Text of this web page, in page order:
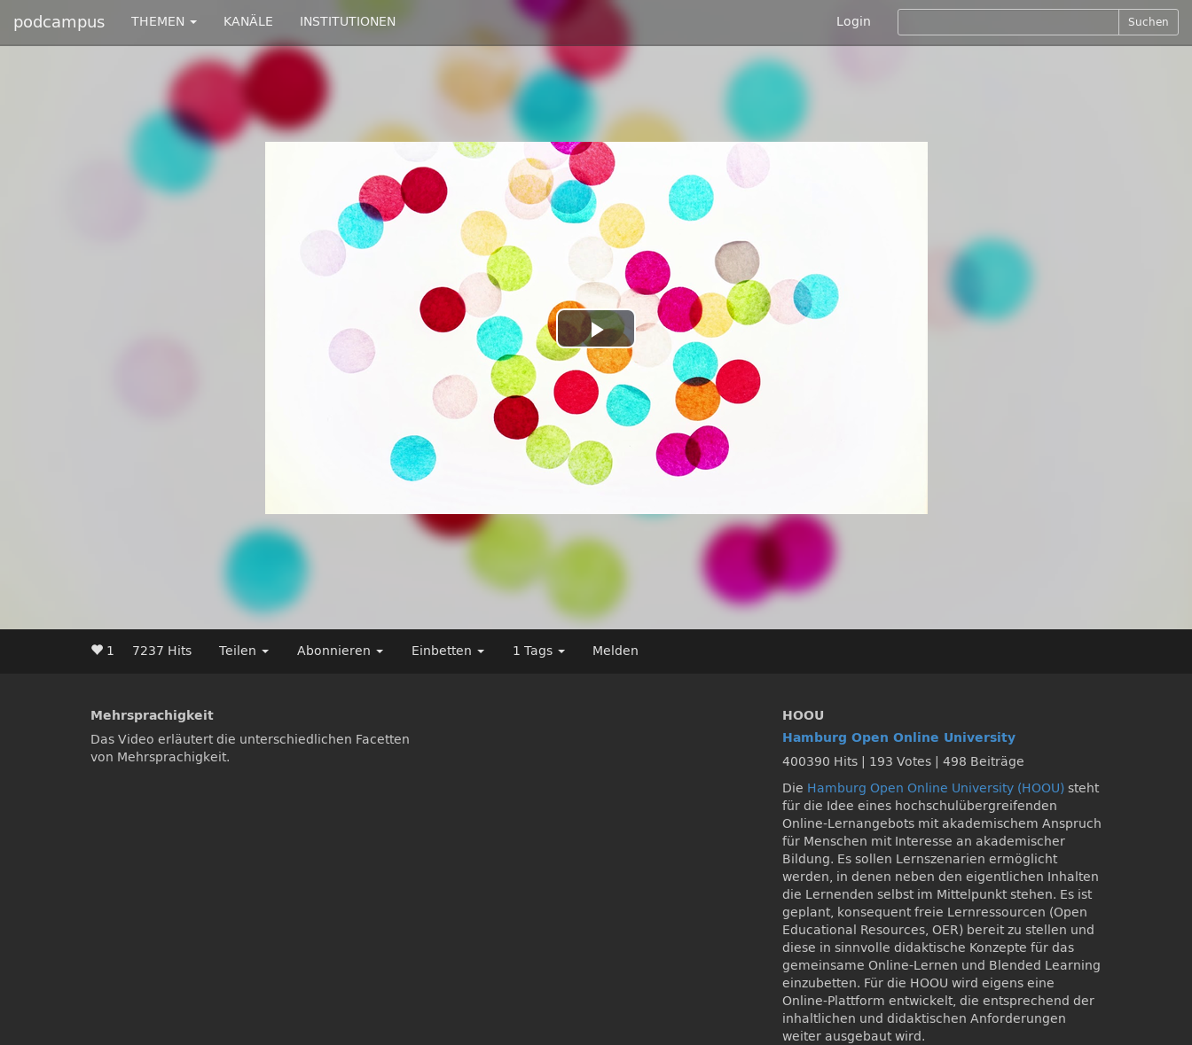
podcampus THEMEN KANÄLE INSTITUTIONEN Login Suchen
Play
Video
1 7237 Hits Teilen Abonnieren Einbetten 1 Tags Melden
Mehrsprachigkeit
Das Video erläutert die unterschiedlichen Facetten
von Mehrsprachigkeit.
HOOU
Hamburg Open Online University
400390 Hits
193 Votes
498 Beiträge
Die Hamburg Open Online University (HOOU) steht
für die Idee eines hochschulübergreifenden
Online-Lernangebots mit akademischem Anspruch
für Menschen mit Interesse an akademischer
Bildung. Es sollen Lernszenarien ermöglicht
werden, in denen neben den eigentlichen Inhalten
die Lernenden selbst im Mittelpunkt stehen. Es ist
geplant, konsequent freie Lernressourcen (Open
Educational Resources, OER) bereit zu stellen und
diese in sinnvolle didaktische Konzepte für das
gemeinsame Online-Lernen und Blended Learning
einzubetten. Für die HOOU wird eigens eine
Online-Plattform entwickelt, die entsprechend der
inhaltlichen und didaktischen Anforderungen
weiter ausgebaut wird.